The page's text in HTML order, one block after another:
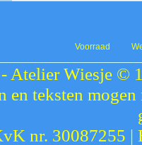
Voorraad
Atelier Wiesje ©
en teksten
nr. 30087255 |